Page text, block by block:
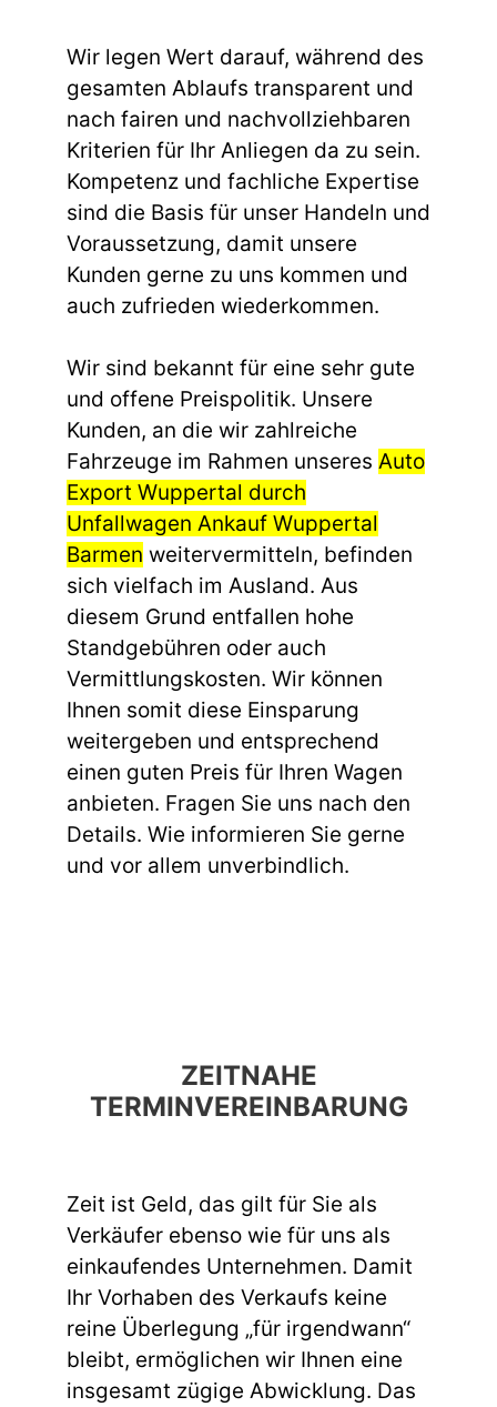
Wir legen Wert darauf, während des
gesamten Ablaufs transparent und
nach fairen und nachvollziehbaren
Kriterien für Ihr Anliegen da zu sein.
Kompetenz und fachliche Expertise
sind die Basis für unser Handeln und
Voraussetzung, damit unsere
Kunden gerne zu uns kommen und
auch zufrieden wiederkommen.
Wir sind bekannt für eine sehr gute
und offene Preispolitik. Unsere
Kunden, an die wir zahlreiche
Fahrzeuge im Rahmen unseres Auto
Export Wuppertal durch
Unfallwagen Ankauf Wuppertal
Barmen weitervermitteln, befinden
sich vielfach im Ausland. Aus
diesem Grund entfallen hohe
Standgebühren oder auch
Vermittlungskosten. Wir können
Ihnen somit diese Einsparung
weitergeben und entsprechend
einen guten Preis für Ihren Wagen
anbieten. Fragen Sie uns nach den
Details. Wie informieren Sie gerne
und vor allem unverbindlich.
ZEITNAHE
TERMINVEREINBARUNG
Zeit ist Geld, das gilt für Sie als
Verkäufer ebenso wie für uns als
einkaufendes Unternehmen. Damit
Ihr Vorhaben des Verkaufs keine
reine Überlegung „für irgendwann“
bleibt, ermöglichen wir Ihnen eine
insgesamt zügige Abwicklung. Das